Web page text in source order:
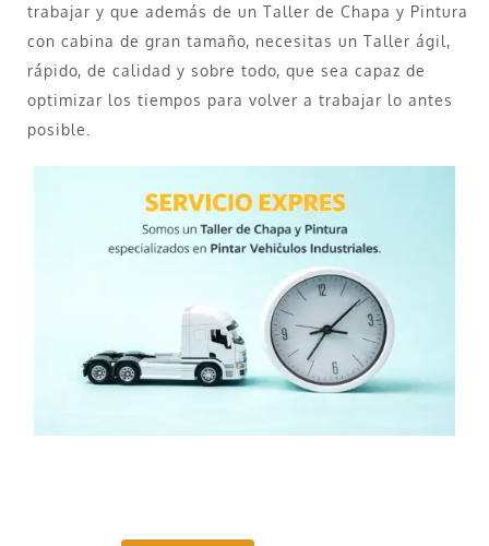
trabajar y que además de un Taller de Chapa y Pintura
con cabina de gran tamaño, necesitas un Taller ágil,
rápido, de calidad y sobre todo, que sea capaz de
optimizar los tiempos para volver a trabajar lo antes
posible.